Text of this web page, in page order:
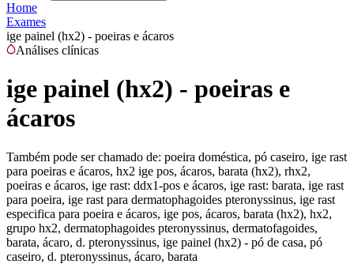
Home
Exames
ige painel (hx2) - poeiras e ácaros
Análises clínicas
ige painel (hx2) - poeiras e
ácaros
Também pode ser chamado de: poeira doméstica, pó caseiro, ige rast
para poeiras e ácaros, hx2 ige pos, ácaros, barata (hx2), rhx2,
poeiras e ácaros, ige rast: ddx1-pos e ácaros, ige rast: barata, ige rast
para poeira, ige rast para dermatophagoides pteronyssinus, ige rast
especifica para poeira e ácaros, ige pos, ácaros, barata (hx2), hx2,
grupo hx2, dermatophagoides pteronyssinus, dermatofagoides,
barata, ácaro, d. pteronyssinus, ige painel (hx2) - pó de casa, pó
caseiro, d. pteronyssinus, ácaro, barata